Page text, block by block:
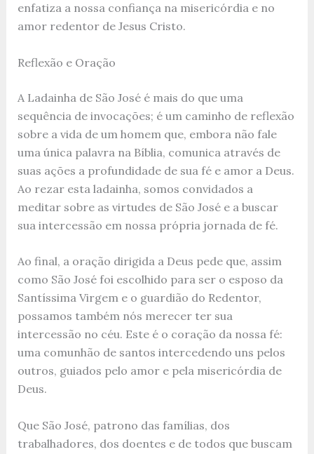
enfatiza a nossa confiança na misericórdia e no
amor redentor de Jesus Cristo.
Reflexão e Oração
A Ladainha de São José é mais do que uma
sequência de invocações; é um caminho de reflexão
sobre a vida de um homem que, embora não fale
uma única palavra na Bíblia, comunica através de
suas ações a profundidade de sua fé e amor a Deus.
Ao rezar esta ladainha, somos convidados a
meditar sobre as virtudes de São José e a buscar
sua intercessão em nossa própria jornada de fé.
Ao final, a oração dirigida a Deus pede que, assim
como São José foi escolhido para ser o esposo da
Santíssima Virgem e o guardião do Redentor,
possamos também nós merecer ter sua
intercessão no céu. Este é o coração da nossa fé:
uma comunhão de santos intercedendo uns pelos
outros, guiados pelo amor e pela misericórdia de
Deus.
Que São José, patrono das famílias, dos
trabalhadores, dos doentes e de todos que buscam